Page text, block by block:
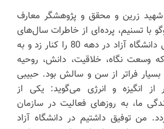
زرین و محقق و پژوهشگر معارف
با تسنیم، پرده‌ای از خاطرات سال‌های
حضور در بسیج دانشجویی دانشگاه آزاد در دهه 80 را کنار زد و به
که وسعت نگاه، خلاقیت، دانش، روحیه
فراتر از سن و سالش بود. حبیبی
از انگیزه و انرژی می‌گوید: یکی از
ما، به روزهای فعالیت در سازمان
من توفیق داشتیم در دانشگاه آزاد